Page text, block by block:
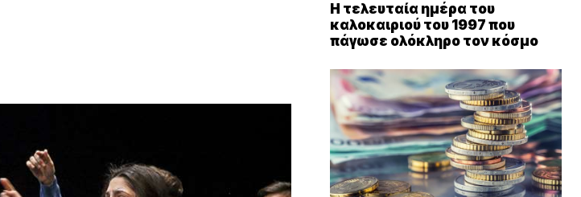
Η τελευταία ημέρα του
καλοκαιριού του 1997 που
πάγωσε ολόκληρο τον κόσμο